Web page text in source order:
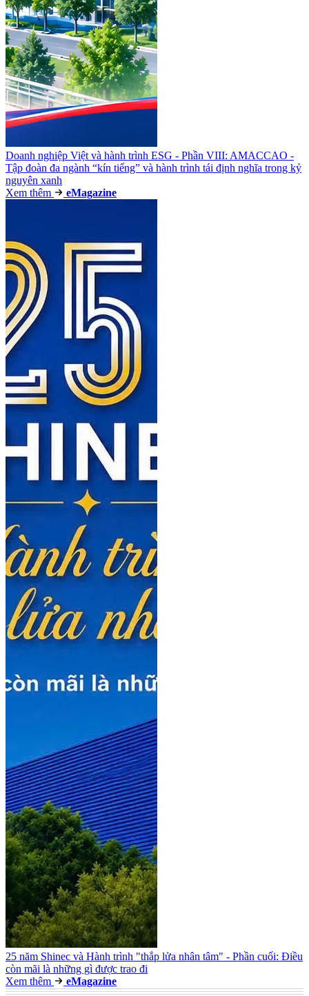
Doanh nghiệp Việt và hành trình ESG - Phần VIII: AMACCAO -
Tập đoàn đa ngành “kín tiếng” và hành trình tái định nghĩa trong kỷ
nguyên xanh
Xem thêm
eMagazine
25 năm Shinec và Hành trình "thắp lửa nhân tâm" - Phần cuối: Điều
còn mãi là những gì được trao đi
Xem thêm
eMagazine